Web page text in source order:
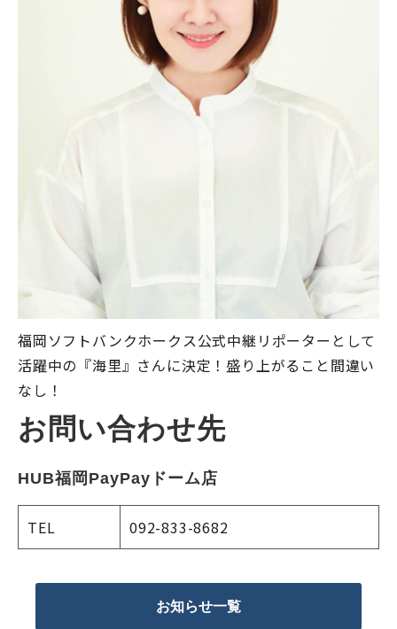
福岡ソフトバンクホークス公式中継リポーターとして
活躍中の『海里』さんに決定！盛り上がること間違い
なし！
お問い合わせ先
HUB福岡PayPayドーム店
TEL 092-833-8682
お知らせ一覧